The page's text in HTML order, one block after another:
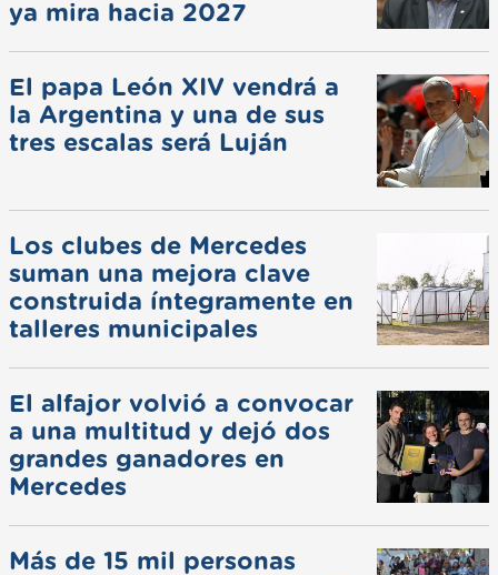
ya mira hacia 2027
El papa León XIV vendrá a
la Argentina y una de sus
tres escalas será Luján
Los clubes de Mercedes
suman una mejora clave
construida íntegramente en
talleres municipales
El alfajor volvió a convocar
a una multitud y dejó dos
grandes ganadores en
Mercedes
Más de 15 mil personas